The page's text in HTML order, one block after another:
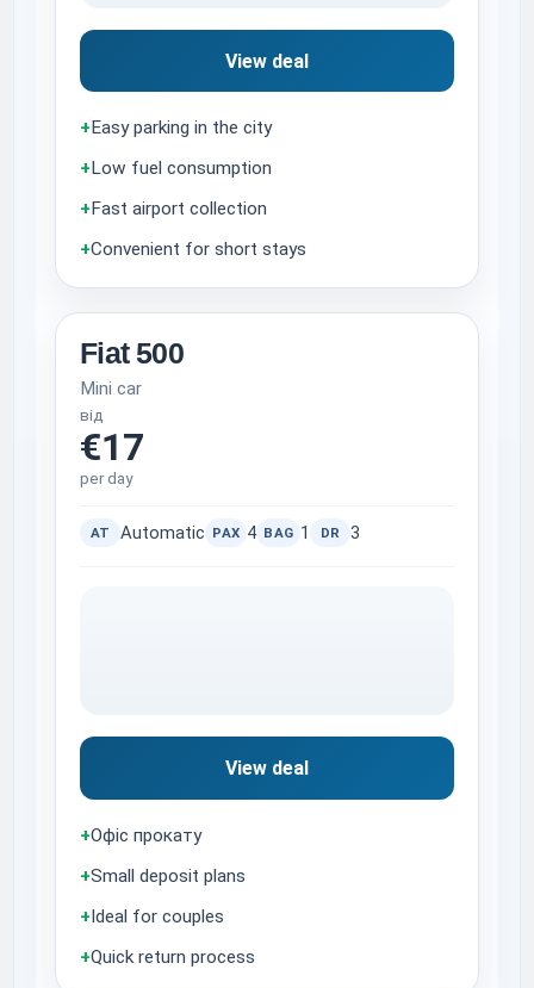
View deal
+ Easy parking in the city
+ Low fuel consumption
+ Fast airport collection
+Convenient for short stays
Fiat 500
Mini car
від
€17
per day
AT Automatic PAX 4 BAG 1 DR 3
View deal
+Офіс прокату
+Small deposit plans
+Ideal for couples
+Quick return process